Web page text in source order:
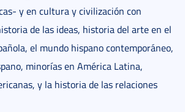
y en cultura y civilización con
de las ideas, historia del arte en el
el mundo hispano contemporáneo,
minorías en América Latina,
y la historia de las relaciones